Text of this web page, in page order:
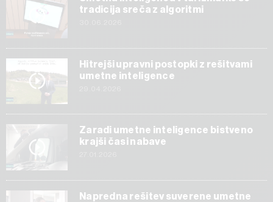
tradicija sreča z algoritmi
Hitrejši upravni postopki z rešitvami
umetne inteligence
Zaradi umetne inteligence bistveno
krajši časi nabave
Napredna rešitev suverene umetne